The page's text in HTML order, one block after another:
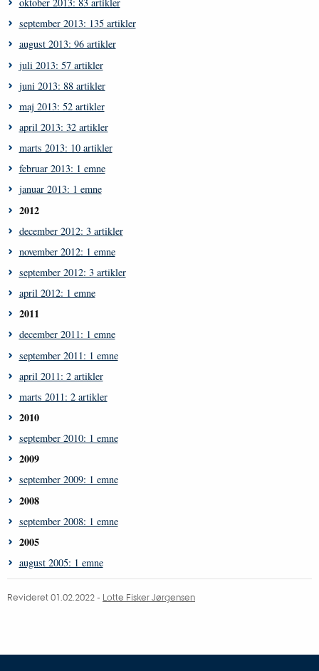
september 2013: 135 artikler
august 2013: 96 artikler
juli 2013: 57 artikler
juni 2013: 88 artikler
maj 2013: 52 artikler
april 2013: 32 artikler
marts 2013: 10 artikler
februar 2013: 1 emne
januar 2013: 1 emne
2012
december 2012: 3 artikler
november 2012: 1 emne
september 2012: 3 artikler
april 2012: 1 emne
2011
december 2011: 1 emne
september 2011: 1 emne
april 2011: 2 artikler
marts 2011: 2 artikler
2010
september 2010: 1 emne
2009
september 2009: 1 emne
2008
september 2008: 1 emne
2005
august 2005: 1 emne
Revideret 01.02.2022 - Lotte Fisker Jørgensen